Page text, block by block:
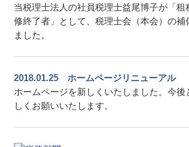
当税理士法人の社員税理士益尾博子が「
修終了者」として、税理士会（本会）の
ました。
2018.01.25 ホームページリニューア
ホームページを新しくいたしました。今
しくお願いいたします。